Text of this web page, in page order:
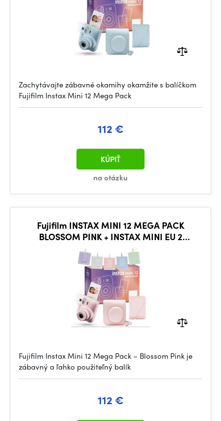
Zachytávajte zábavné okamihy okamžite s balíčkom
Fujifilm Instax Mini 12 Mega Pack
112 €
na otázku
KÚPIŤ
Fujifilm INSTAX MINI 12 MEGA PACK
BLOSSOM PINK + INSTAX MINI EU 2
GLOSSY(10X2/PK)
Fujifilm Instax Mini 12 Mega Pack – Blossom Pink je
zábavný a ľahko použiteľný balík
112 €